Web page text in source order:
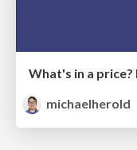
michaelherold